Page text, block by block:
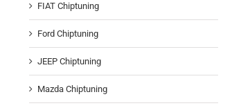
FIAT Chiptuning
Ford Chiptuning
JEEP Chiptuning
Mazda Chiptuning